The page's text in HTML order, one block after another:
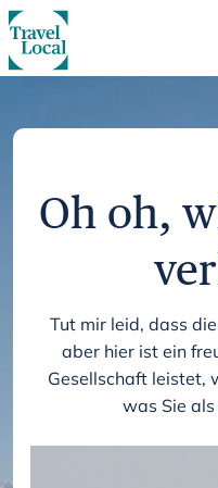
Oh oh,
Tut mir leid, dass
aber hier ist ein
Gesellschaft leistet,
was Sie